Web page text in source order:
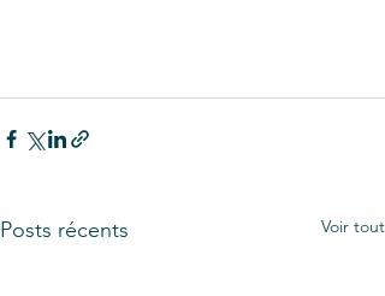
Posts récents Voir tout